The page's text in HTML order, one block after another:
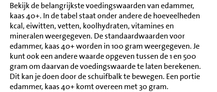
Bekijk de belangrijkste voedingswaarden van edammer,
kaas 40+. In de tabel staat onder andere de hoeveelheden
kcal, eiwitten, vetten, koolhydraten, vitamines en
mineralen weergegeven. De standaardwaarden voor
edammer, kaas 40+ worden in 100 gram weergegeven. Je
kunt ook een andere waarde opgeven tussen de 1 en 500
gram om daarvan de voedingswaarde te laten berekenen.
Dit kan je doen door de schuifbalk te bewegen. Een portie
edammer, kaas 40+ komt overeen met 30 gram.